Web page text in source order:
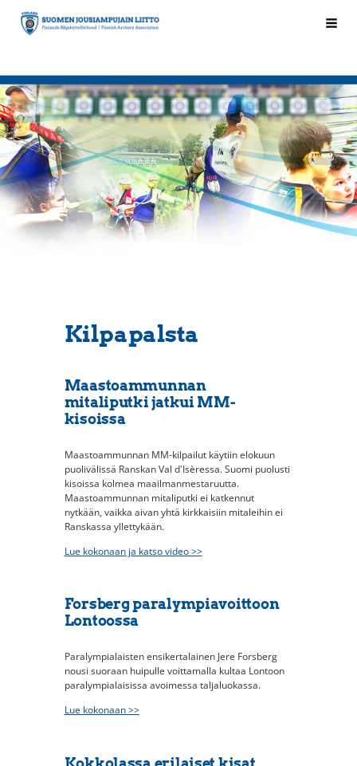
Siirry
sivun
Suomen Jousiampujain Liitto ry
Kilpapalsta
Maastoammunnan
mitaliputki jatkui MM-
kisoissa
Maastoammunnan MM-kilpailut käytiin elokuun
puolivälissä Ranskan Val d'Isèressa. Suomi puolusti
kisoissa kolmea maailmanmestaruutta.
Maastoammunnan mitaliputki ei katkennut
nytkään, vaikka aivan yhtä kirkkaisiin mitaleihin ei
Ranskassa yllettykään.
Lue kokonaan ja katso video >>
Forsberg paralympiavoittoon
Lontoossa
Paralympialaisten ensikertalainen Jere Forsberg
nousi suoraan huipulle voittamalla kultaa Lontoon
paralympialaisissa avoimessa taljaluokassa.
Lue kokonaan >>